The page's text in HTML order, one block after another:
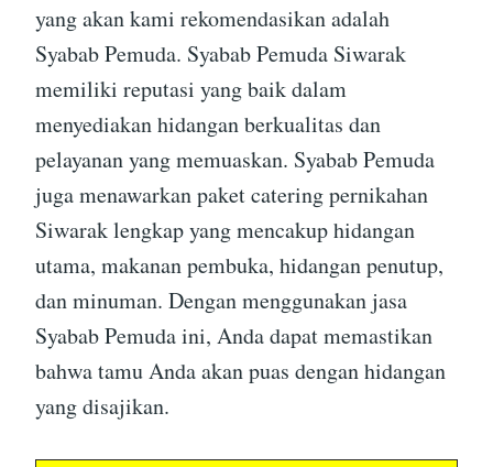
yang akan kami rekomendasikan adalah
Syabab Pemuda. Syabab Pemuda Siwarak
memiliki reputasi yang baik dalam
menyediakan hidangan berkualitas dan
pelayanan yang memuaskan. Syabab Pemuda
juga menawarkan paket catering pernikahan
Siwarak lengkap yang mencakup hidangan
utama, makanan pembuka, hidangan penutup,
dan minuman. Dengan menggunakan jasa
Syabab Pemuda ini, Anda dapat memastikan
bahwa tamu Anda akan puas dengan hidangan
yang disajikan.